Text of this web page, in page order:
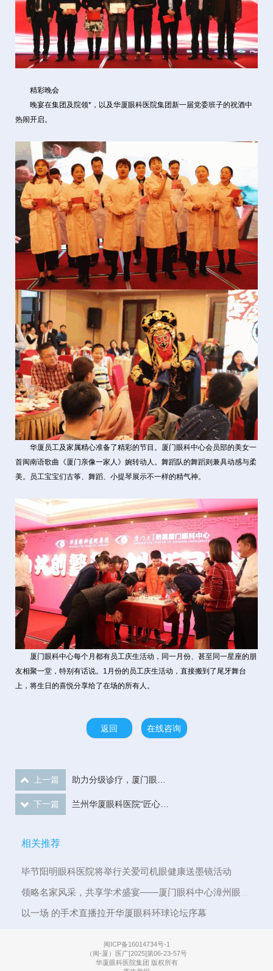
精彩晚会
晚宴在集团及院领*，以及华厦眼科医院集团新一届党委班子的祝酒中
热闹开启。
华厦员工及家属精心准备了精彩的节目。厦门眼科中心会员部的美女一
首闽南语歌曲《厦门亲像一家人》婉转动人。舞蹈队的舞蹈则兼具动感与柔
美。员工宝宝们古筝、舞蹈、小提琴展示不一样的精气神。
厦门眼科中心每个月都有员工庆生活动，同一月份、甚至同一星座的朋
友相聚一堂，特别有话说。1月份的员工庆生活动，直接搬到了尾牙舞台
上，将生日的喜悦分享给了在场的所有人。
返回 在线咨询
上一篇 助力分级诊疗，厦门眼科中心为翔安区200余名全科医生培训眼科知识
下一篇 兰州华厦眼科医院“匠心筑梦·共创光明”2019迎春联欢晚会暨表彰大会隆重举行
相关推荐
毕节阳明眼科医院将举行关爱司机眼健康送墨镜活动
领略名家风采，共享学术盛宴——厦门眼科中心漳州眼科医院举行周年盛典暨高明学术论坛
以一场 的手术直播拉开华厦眼科环球论坛序幕
闽ICP备16014734号-1
（闽-厦）医广[2025]第06-23-57号
华厦眼科医院集团 版权所有